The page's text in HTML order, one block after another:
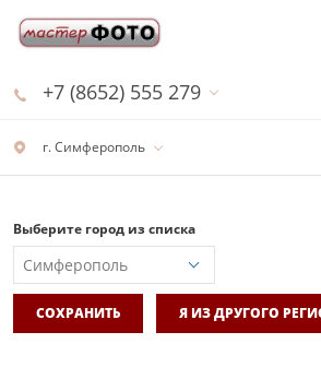
г. Симферополь
+7 (8652) 555 279
Выберите город из списка
СОХРАНИТЬ Я ИЗ ДРУГОГО